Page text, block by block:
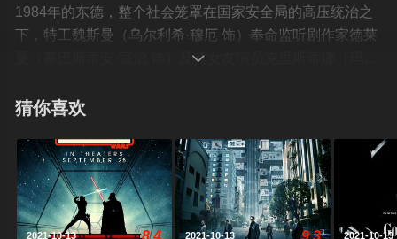
1984年的东德，整个社会笼罩在国家安全局的高压统治之
下，特工魏斯曼（乌尔利希·穆厄 饰）奉命监听剧作家德莱
曼（塞巴斯蒂安·寇治 饰）及其女友演员克里斯蒂娜（玛蒂

猜你喜欢
2021-10-13 8.4 2021-10-13 9.3 2021-10-13